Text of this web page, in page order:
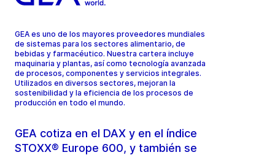
GEA es uno de los mayores proveedores mundiales
de sistemas para los sectores alimentario, de
bebidas y farmacéutico. Nuestra cartera incluye
maquinaria y plantas, así como tecnología avanzada
de procesos, componentes y servicios integrales.
Utilizados en diversos sectores, mejoran la
sostenibilidad y la eficiencia de los procesos de
producción en todo el mundo.
GEA cotiza en el DAX y en el índice
STOXX® Europe 600, y también se